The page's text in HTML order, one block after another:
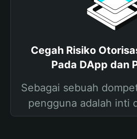
Cegah Risiko
Pada DApp dan
Sebagai sebuah
pengguna adalah inti